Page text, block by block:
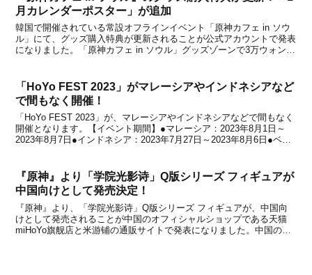
月カレンダーポスター」が追加
韓国で開催されている常設オフラインイベント「原神カフェ in ソウ
ル」にて、グッズ購入特典が更新されることが公式アカウントで発表
になりました。「原神カフェ in ソウル」グッズゾーンで3万ウォン以
「HoYo FEST 2023」がマレーシアやインドネシアなど
で間もなく開催！
「HoYo FEST 2023」が、マレーシアやインドネシアなどで間もなく
開催となります。【イベント期間】●マレーシア：2023年8月1日～
2023年8月7日●インドネシア：2023年7月27日～2023年8月6日●ベト
『原神』より「学院光影诗」Q版シリーズ フィギュアが
中国向けとして発売決定！
『原神』より、「学院光影诗」Q版シリーズ フィギュアが、中国向
けとして発売されることが中国のオフィシャルショップである天猫
miHoYo旗舰店と米游铺の通販サイトで発表になりました。中国のオ